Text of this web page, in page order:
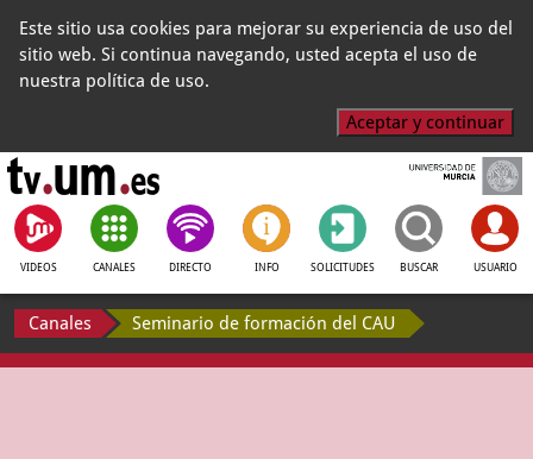
Este sitio usa cookies para mejorar su experiencia de uso del
sitio web. Si continua navegando, usted acepta el uso de
nuestra política de uso.
Aceptar y continuar
VIDEOS CANALES DIRECTO INFO SOLICITUDES BUSCAR USUARIO
Canales Seminario de formación del CAU